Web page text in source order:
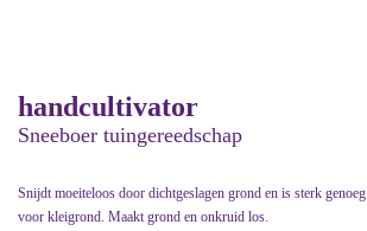
handcultivator
Sneeboer tuingereedschap
Snijdt moeiteloos door dichtgeslagen grond en is sterk genoeg
voor kleigrond. Maakt grond en onkruid los.